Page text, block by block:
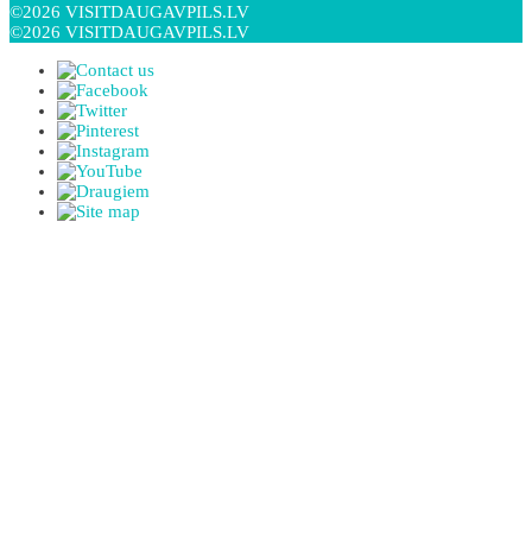
©2026 VISITDAUGAVPILS.LV
©2026 VISITDAUGAVPILS.LV